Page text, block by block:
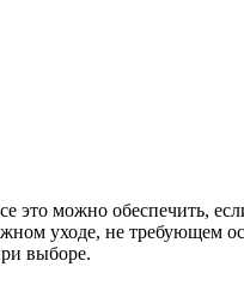
это можно обеспечить,
уходе, не требующем
выборе.